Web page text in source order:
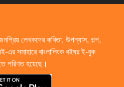
লেখকদের কবিতা, উপন্যাস, গল্প,
এর সমাহারে বাংলালিংক বইঘর ই-বুক
পরিণত হয়েছে।